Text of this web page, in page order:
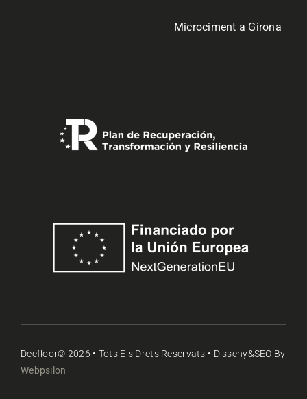
Microciment a Girona
Decfloor© 2026 • Tots Els Drets Reservats • Disseny&SEO By
Webpsilon